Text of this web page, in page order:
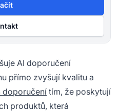
AI doporučení
přímo zvyšují kvalitu a
doporučenítím, že poskytují
produktů, která